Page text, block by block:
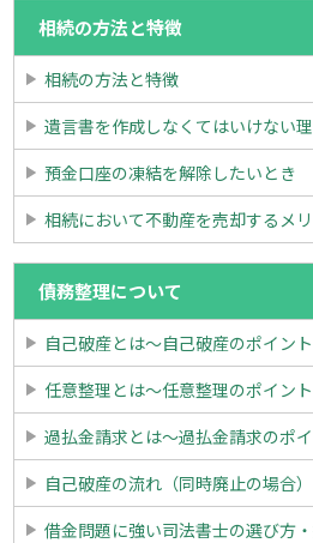
相続の方法と特徴
相続の方法と特徴
遺言書を作成しなくてはいけない
預金口座の凍結を解除したいとき
相続において不動産を売却するメ
債務整理について
自己破産とは～自己破産のポイン
任意整理とは～任意整理のポイン
過払金請求とは～過払金請求のポ
自己破産の流れ（同時廃止の場合）
借金問題に強い司法書士の選び方